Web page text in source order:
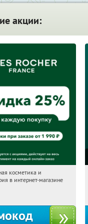
акции:
Получили:
косметика и
в интернет-магазине